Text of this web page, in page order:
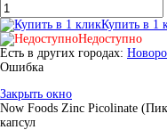
Купить в 1
Недоступно
Есть в других городах:
Ошибка
Закрыть окно
Now Foods Zinc Picolinate
капсул